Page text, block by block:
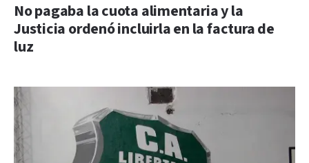
No pagaba la cuota alimentaria y la
Justicia ordenó incluirla en la factura de
luz